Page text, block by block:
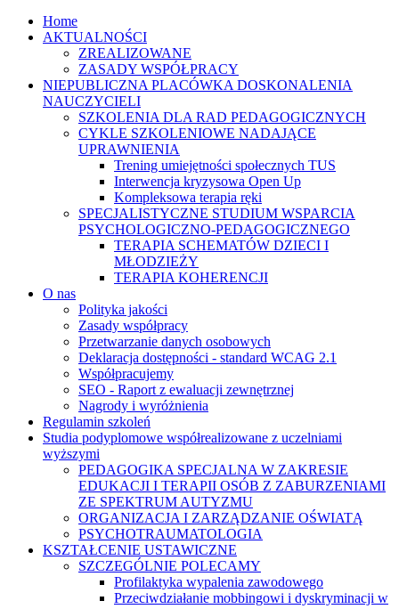
Home
AKTUALNOŚCI
ZREALIZOWANE
ZASADY WSPÓŁPRACY
NIEPUBLICZNA PLACÓWKA DOSKONALENIA
NAUCZYCIELI
SZKOLENIA DLA RAD PEDAGOGICZNYCH
CYKLE SZKOLENIOWE NADAJĄCE
UPRAWNIENIA
Trening umiejętności społecznych TUS
Interwencja kryzysowa Open Up
Kompleksowa terapia ręki
SPECJALISTYCZNE STUDIUM WSPARCIA
PSYCHOLOGICZNO-PEDAGOGICZNEGO
TERAPIA SCHEMATÓW DZIECI I
MŁODZIEŻY
TERAPIA KOHERENCJI
O nas
Polityka jakości
Zasady współpracy
Przetwarzanie danych osobowych
Deklaracja dostępności - standard WCAG 2.1
Współpracujemy
SEO - Raport z ewaluacji zewnętrznej
Nagrody i wyróżnienia
Regulamin szkoleń
Studia podyplomowe współrealizowane z uczelniami
wyższymi
PEDAGOGIKA SPECJALNA W ZAKRESIE
EDUKACJI I TERAPII OSÓB Z ZABURZENIAMI
ZE SPEKTRUM AUTYZMU
ORGANIZACJA I ZARZĄDZANIE OŚWIATĄ
PSYCHOTRAUMATOLOGIA
KSZTAŁCENIE USTAWICZNE
SZCZEGÓLNIE POLECAMY
Profilaktyka wypalenia zawodowego
Przeciwdziałanie mobbingowi i dyskryminacji w